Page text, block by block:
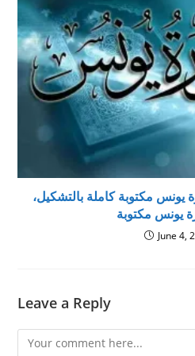
مكتوبة كاملة بالتشكيل،
June 4,
Leave a Reply
Comment